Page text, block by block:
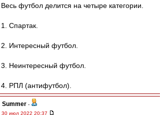
Весь футбол делится на четыре категории.
1. Спартак.
2. Интересный футбол.
3. Неинтересный футбол.
4. РПЛ (антифутбол).
Summer -
30 июл 2022 20:37